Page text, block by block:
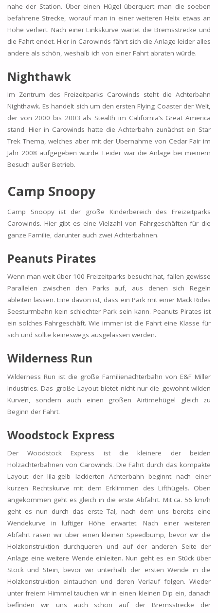
nahe der Station. Über einen Hügel überquert man die soeben
befahrene Strecke, worauf man in einer weiteren Helix etwas an
Höhe verliert. Nach einer Linkskurve wartet die Bremsstrecke und
die Fahrt endet. Hier in Carowinds fährt sich die Anlage leider alles
andere als schön, weshalb ich von einer Fahrt abraten würde.
Nighthawk
Im Zentrum des Freizeitparks Carowinds steht die Achterbahn
Nighthawk. Es handelt sich um den ersten Flying Coaster der Welt,
der von 2000 bis 2003 als Stealth im California’s Great America
stand. Hier in Carowinds hatte die Achterbahn zunächst ein Star
Trek Thema, welches aber mit der Übernahme von Cedar Fair im
Jahr 2008 aufgegeben wurde. Leider war die Anlage bei meinem
Besuch außer Betrieb.
Camp Snoopy
Camp Snoopy ist der große Kinderbereich des Freizeitparks
Carowinds. Hier gibt es eine Vielzahl von Fahrgeschäften für die
ganze Familie, darunter auch zwei Achterbahnen.
Peanuts Pirates
Wenn man weit über 100 Freizeitparks besucht hat, fallen gewisse
Parallelen zwischen den Parks auf, aus denen sich Regeln
ableiten lassen. Eine davon ist, dass ein Park mit einer Mack Rides
Seesturmbahn kein schlechter Park sein kann. Peanuts Pirates ist
ein solches Fahrgeschäft. Wie immer ist die Fahrt eine Klasse für
sich und sollte keineswegs ausgelassen werden.
Wilderness Run
Wilderness Run ist die große Familienachterbahn von E&F Miller
Industries. Das große Layout bietet nicht nur die gewohnt wilden
Kurven, sondern auch einen großen Airtimehügel gleich zu
Beginn der Fahrt.
Woodstock Express
Der Woodstock Express ist die kleinere der beiden
Holzachterbahnen von Carowinds. Die Fahrt durch das kompakte
Layout der lila-gelb lackierten Achterbahn beginnt nach einer
kurzen Rechtskurve mit dem Erklimmen des Lifthügels. Oben
angekommen geht es gleich in die erste Abfahrt. Mit ca. 56 km/h
geht es nun durch das erste Tal, nach dem uns bereits eine
Wendekurve in luftiger Höhe erwartet. Nach einer weiteren
Abfahrt rasen wir über einen kleinen Speedbump, bevor wir die
Holzkonstruktion durchqueren und auf der anderen Seite der
Anlage eine weitere Wende einleiten. Nun geht es ein Stück über
Stock und Stein, bevor wir unterhalb der ersten Wende in die
Holzkonstruktion eintauchen und deren Verlauf folgen. Wieder
unter freiem Himmel tauchen wir in einen kleinen Dip ein, danach
befinden wir uns auch schon auf der Bremsstrecke der